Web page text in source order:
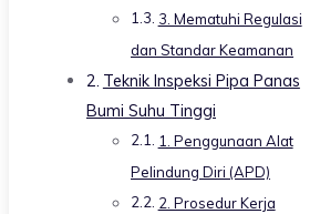
3. Mematuhi Regulasi
dan Standar Keamanan
Teknik Inspeksi Pipa Panas
Bumi Suhu Tinggi
1. Penggunaan Alat
Pelindung Diri (APD)
2. Prosedur Kerja